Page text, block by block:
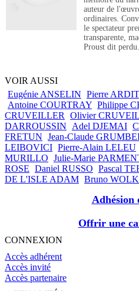
auteur de
ordinaires.
le spectateur
transparente,
Proust dit
VOIR AUSSI
Eugénie ANSELIN Pierre
Antoine COURTRAY Philippe
CRUVEILLER
Olivier
DARROUSSIN
Adel DJEMAI
FRETUN Jean-Claude
LEIBOVICI Pierre-Alain LELEU
MURILLO Julie-Marie
ROSE Daniel RUSSO Pascal
DE L'ISLE ADAM Bruno
Adhésion
Offrir une
CONNEXION
Accès adhérent
Accès invité
Accès partenaire